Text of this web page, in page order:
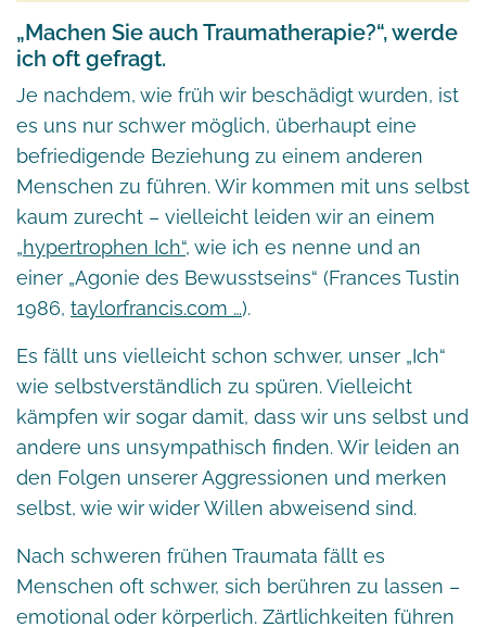
„Machen Sie auch Traumatherapie?“, werde
ich oft gefragt.
Je nachdem, wie früh wir beschädigt wurden, ist
es uns nur schwer möglich, überhaupt eine
befriedigende Beziehung zu einem anderen
Menschen zu führen. Wir kommen mit uns selbst
kaum zurecht – vielleicht leiden wir an einem
„hypertrophen Ich“, wie ich es nenne und an
einer „Agonie des Bewusstseins“ (Frances Tustin
1986, taylorfrancis.com …).
Es fällt uns vielleicht schon schwer, unser „Ich“
wie selbstverständlich zu spüren. Vielleicht
kämpfen wir sogar damit, dass wir uns selbst und
andere uns unsympathisch finden. Wir leiden an
den Folgen unserer Aggressionen und merken
selbst, wie wir wider Willen abweisend sind.
Nach schweren frühen Traumata fällt es
Menschen oft schwer, sich berühren zu lassen –
emotional oder körperlich. Zärtlichkeiten führen